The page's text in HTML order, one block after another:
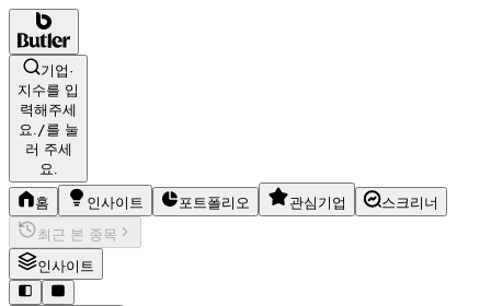
기업·
지수를 입
력해주세
요./를 눌
러 주세
요.
홈 인사이트 포트폴리오 관심기업
스크리너
최근 본 종목
인사이트